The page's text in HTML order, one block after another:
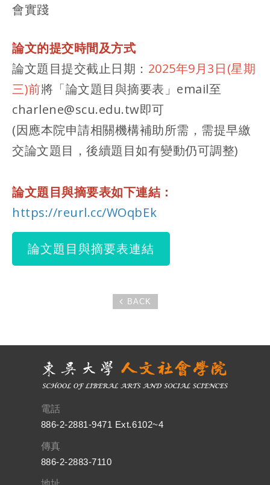
會實踐
論文的提交時間及方式
論文題目提交截止日期： 2025年9月3日(星期
三)前將「論文題目與摘要表」email至
charlene@scu.edu.tw即可
(因應本院申請相關機構補助所需，需提早繳
交論文題目，後續題目如有變動仍可調整)
論文題目與摘要表如下連結：
https://reurl.cc/WOqbEk
論文題目與摘要表連結
BACK
電話
886-2-2881-9471 Ext.6102~4
傳真
886-2-2883-7110